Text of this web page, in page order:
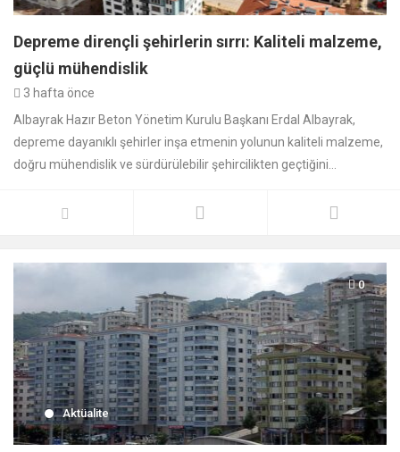
Depreme dirençli şehirlerin sırrı: Kaliteli malzeme,
güçlü mühendislik
3 hafta önce
Albayrak Hazır Beton Yönetim Kurulu Başkanı Erdal Albayrak,
depreme dayanıklı şehirler inşa etmenin yolunun kaliteli malzeme,
doğru mühendislik ve sürdürülebilir şehircilikten geçtiğini...
0
Aktüalite